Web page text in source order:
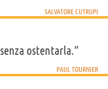
SALVATORE CUTRUPI
senza ostentarla.”
PAUL TOURNIER